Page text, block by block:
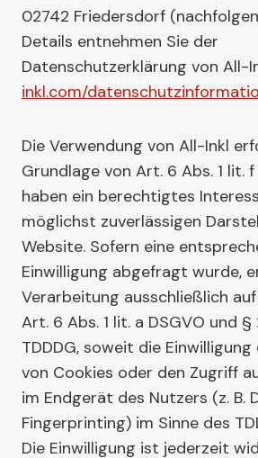
02742 Friedersdorf
Details entnehmen Sie der
Datenschutzerklärung von All-
inkl.com/
Die Verwendung von All-Inkl
Grundlage von Art. 6 Abs. 1 lit. f
haben ein berechtigtes
möglichst zuverlässigen
Website. Sofern eine
Einwilligung abgefragt wurde,
Verarbeitung ausschließlich
Art. 6 Abs. 1 lit. a DSGVO und §
TDDDG, soweit die
von Cookies oder den Zugriff
im Endgerät des Nutzers (z. B.
Fingerprinting) im Sinne des
Die Einwilligung ist jederzeit